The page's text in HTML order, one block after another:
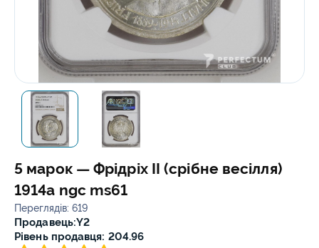
5 марок — Фрідріх II (срібне весілля)
1914a ngc ms61
Переглядів: 619
Продавець:Y2
Рівень продавця: 204.96